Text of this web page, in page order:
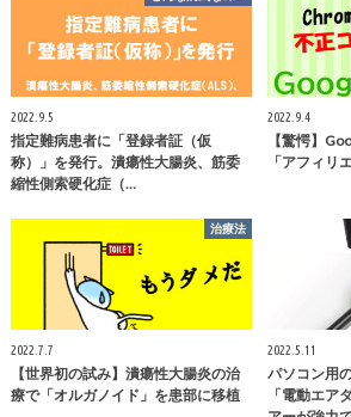
2022.9.5
指定難病患者に「登録者証（仮
称）」を発行。潰瘍性大腸炎、筋委
縮性側索硬化症（…
2022.9.4
【驚愕】
「アフィリ
治療法
2022.7.7
【世界初の試み】潰瘍性大腸炎の治
療で「オルガノイド」を患部に移植
2022.5.11
パソコン用
「電動エア